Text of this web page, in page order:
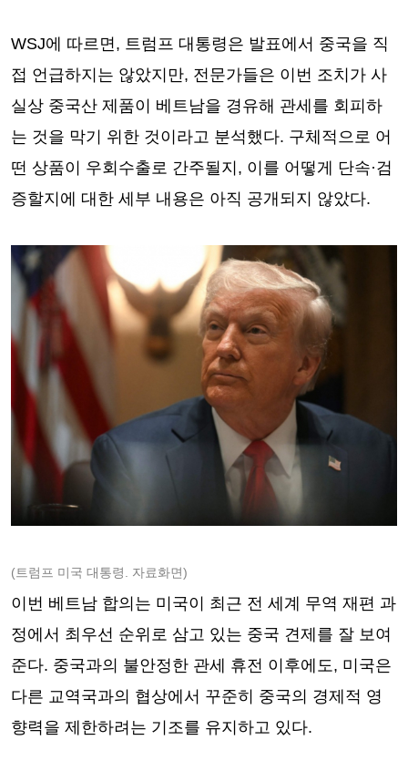
WSJ에 따르면, 트럼프 대통령은 발표에서 중국을 직
접 언급하지는 않았지만, 전문가들은 이번 조치가 사
실상 중국산 제품이 베트남을 경유해 관세를 회피하
는 것을 막기 위한 것이라고 분석했다. 구체적으로 어
떤 상품이 우회수출로 간주될지, 이를 어떻게 단속·검
증할지에 대한 세부 내용은 아직 공개되지 않았다.
(트럼프 미국 대통령. 자료화면)
이번 베트남 합의는 미국이 최근 전 세계 무역 재편 과
정에서 최우선 순위로 삼고 있는 중국 견제를 잘 보여
준다. 중국과의 불안정한 관세 휴전 이후에도, 미국은
다른 교역국과의 협상에서 꾸준히 중국의 경제적 영
향력을 제한하려는 기조를 유지하고 있다.